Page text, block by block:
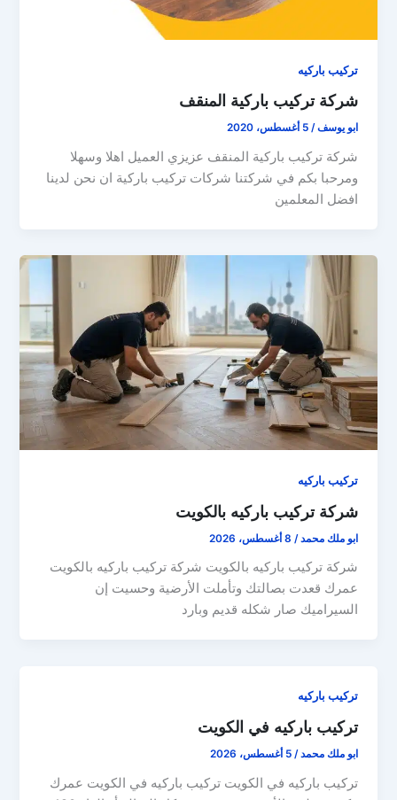
تركيب باركيه
شركة تركيب باركية المنقف
ابو يوسف/5 أغسطس، 2020
شركة تركيب باركية المنقف عزيزي العميل اهلا وسهلا
ومرحبا بكم في شركتنا شركات تركيب باركية ان نحن لدينا
افضل المعلمين
تركيب باركيه
شركة تركيب باركيه بالكويت
ابو ملك محمد/ 8 أغسطس، 2026
شركة تركيب باركيه بالكويت شركة تركيب باركيه بالكويت
عمرك قعدت بصالتك وتأملت الأرضية وحسيت إن
السيراميك صار شكله قديم وبارد
تركيب باركيه
تركيب باركيه في الكويت
ابو ملك محمد/5 أغسطس، 2026
تركيب باركيه في الكويت تركيب باركيه في الكويت عمرك